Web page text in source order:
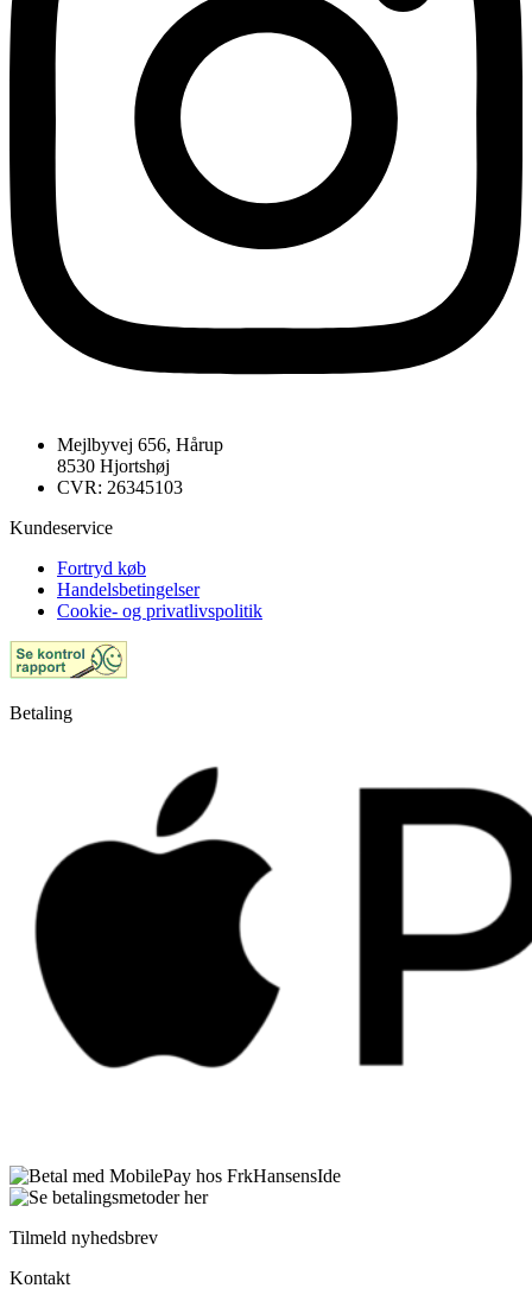
Mejlbyvej 656, Hårup
8530 Hjortshøj
CVR: 26345103
Kundeservice
Fortryd køb
Handelsbetingelser
Cookie- og privatlivspolitik
Betaling
Tilmeld nyhedsbrev
Kontakt